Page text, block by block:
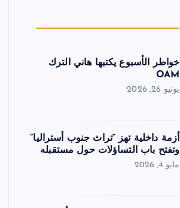
خواطر الأسبوع يكتبها هاني الترك
OAM
يونيو 26, 2026
أزمة داخلية تهز “تراث جنوب أستراليا”
وتفتح باب التساؤلات حول مستقبله
مايو 4, 2026